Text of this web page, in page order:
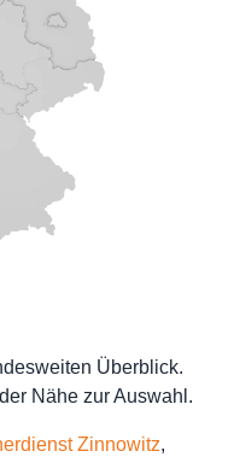
Überblick.
Nähe zur Auswahl.
Zinnowitz,